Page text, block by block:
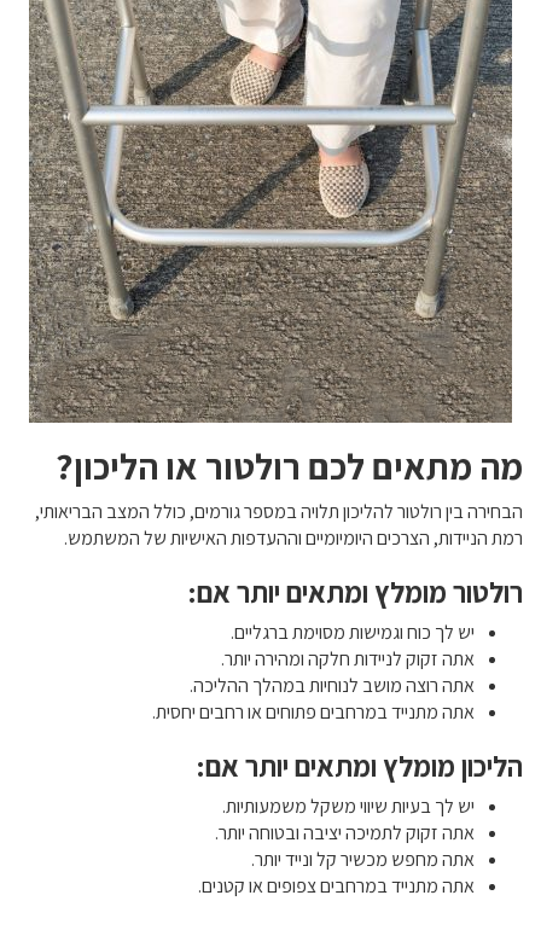
מה מתאים לכם רולטור או הליכון?
הבחירה בין רולטור להליכון תלויה במספר גורמים, כולל המצב הבריאותי,
רמת הניידות, הצרכים היומיומיים וההעדפות האישיות של המשתמש.
רולטור מומלץ ומתאים יותר אם:
יש לך כוח וגמישות מסוימת ברגליים.
אתה זקוק לניידות חלקה ומהירה יותר.
אתה רוצה מושב לנוחיות במהלך ההליכה.
אתה מתנייד במרחבים פתוחים או רחבים יחסית.
הליכון מומלץ ומתאים יותר אם:
יש לך בעיות שיווי משקל משמעותיות.
אתה זקוק לתמיכה יציבה ובטוחה יותר.
אתה מחפש מכשיר קל ונייד יותר.
אתה מתנייד במרחבים צפופים או קטנים.